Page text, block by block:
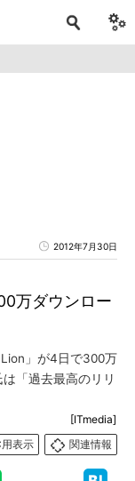
2012年7月30日
万ダウンロー
」が4日で300万
「過去最高のリリ
[ITmedia]
用表示
関連情報